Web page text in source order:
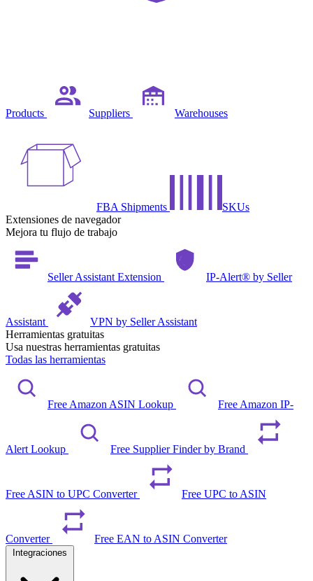
Products Suppliers Warehouses
FBA Shipments
SKUs
Extensiones de navegador
Mejora tu flujo de trabajo
Seller Assistant Extension IP-Alert® by Seller
Assistant
VPN by Seller Assistant
Herramientas gratuitas
Usa nuestras herramientas gratuitas
Todas las herramientas
Free Amazon ASIN Lookup Free Amazon IP-
Alert Lookup Free Supplier Finder by Brand
Free ASIN to UPC Converter Free UPC to ASIN
Converter Free EAN to ASIN Converter